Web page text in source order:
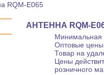
RQM-E065
АНТЕННА RQM-
Минимальная
Оптовые цены
Товар на
Цены
розничного